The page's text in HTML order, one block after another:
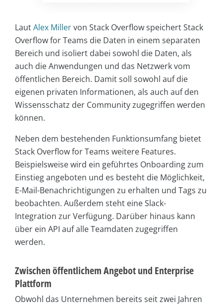
LautAlex Millervon Stack Overflow speichert Stack
Overflow for Teams die Daten in einem separaten
Bereich und isoliert dabei sowohl die Daten, als
auch die Anwendungen und das Netzwerk vom
öffentlichen Bereich. Damit soll sowohl auf die
eigenen privaten Informationen, als auch auf den
Wissensschatz der Community zugegriffen werden
können.
Neben dem bestehenden Funktionsumfang bietet
Stack Overflow for Teams weitere Features.
Beispielsweise wird ein geführtes Onboarding zum
Einstieg angeboten und es besteht die Möglichkeit,
E-Mail-Benachrichtigungen zu erhalten und Tags zu
beobachten. Außerdem steht eine Slack-
Integration zur Verfügung. Darüber hinaus kann
über ein API auf alle Teamdaten zugegriffen
werden.
Zwischen öffentlichem Angebot und Enterprise
Plattform
Obwohl das Unternehmen bereits seit zwei Jahren